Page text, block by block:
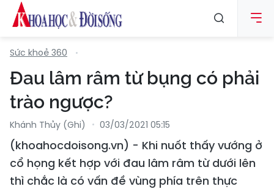
Sức khoẻ 360
Đau lâm râm từ bụng có phải
trào ngược?
Khánh Thủy (ghi) 03/03/2021 05:15
(khoahocdoisong.vn) - Khi nuốt thấy vướng ở
cổ họng kết hợp với đau lâm râm từ dưới lên
thì chắc là có vấn đề vùng phía trên thực